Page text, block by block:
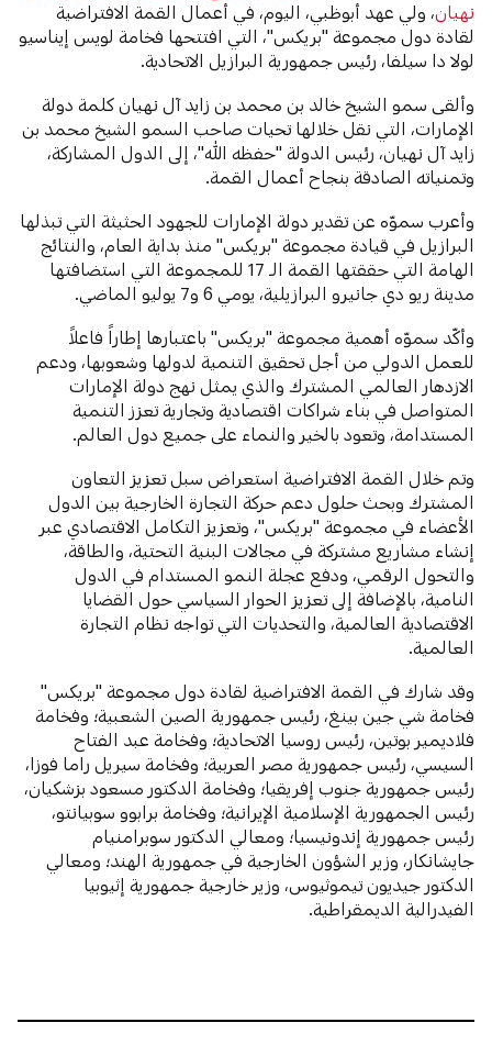
نهيان، ولي عهد أبوظبي، اليوم، في أعمال القمة الافتراضية
لقادة دول مجموعة "بريكس"، التي افتتحها فخامة لويس إيناسيو
لولا دا سيلفا، رئيس جمهورية البرازيل الاتحادية.
وألقى سمو الشيخ خالد بن محمد بن زايد آل نهيان كلمة دولة
الإمارات، التي نقل خلالها تحيات صاحب السمو الشيخ محمد بن
زايد آل نهيان، رئيس الدولة "حفظه الله"، إلى الدول المشاركة،
وتمنياته الصادقة بنجاح أعمال القمة.
وأعرب سموّه عن تقدير دولة الإمارات للجهود الحثيثة التي تبذلها
البرازيل في قيادة مجموعة "بريكس" منذ بداية العام، والنتائج
الهامة التي حققتها القمة الـ 17 للمجموعة التي استضافتها
مدينة ريو دي جانيرو البرازيلية، يومي 6 و7 يوليو الماضي.
وأكّد سموّه أهمية مجموعة "بريكس" باعتبارها إطاراً فاعلاً
للعمل الدولي من أجل تحقيق التنمية لدولها وشعوبها، ودعم
الازدهار العالمي المشترك والذي يمثل نهج دولة الإمارات
المتواصل في بناء شراكات اقتصادية وتجارية تعزز التنمية
المستدامة، وتعود بالخير والنماء على جميع دول العالم.
وتم خلال القمة الافتراضية استعراض سبل تعزيز التعاون
المشترك وبحث حلول دعم حركة التجارة الخارجية بين الدول
الأعضاء في مجموعة "بريكس"، وتعزيز التكامل الاقتصادي عبر
إنشاء مشاريع مشتركة في مجالات البنية التحتية، والطاقة،
والتحول الرقمي، ودفع عجلة النمو المستدام في الدول
النامية، بالإضافة إلى تعزيز الحوار السياسي حول القضايا
الاقتصادية العالمية، والتحديات التي تواجه نظام التجارة
العالمية.
وقد شارك في القمة الافتراضية لقادة دول مجموعة "بريكس"
فخامة شي جين بينغ، رئيس جمهورية الصين الشعبية؛ وفخامة
فلاديمير بوتين، رئيس روسيا الاتحادية؛ وفخامة عبد الفتاح
السيسي، رئيس جمهورية مصر العربية؛ وفخامة سيريل راما فوزا،
رئيس جمهورية جنوب إفريقيا؛ وفخامة الدكتور مسعود بزشكيان،
رئيس الجمهورية الإسلامية الإيرانية؛ وفخامة برابوو سوبيانتو،
رئيس جمهورية إندونيسيا؛ ومعالي الدكتور سوبرامنيام
جايشانكار، وزير الشؤون الخارجية في جمهورية الهند؛ ومعالي
الدكتور جيديون تيموثيوس، وزير خارجية جمهورية إثيوبيا
الفيدرالية الديمقراطية.